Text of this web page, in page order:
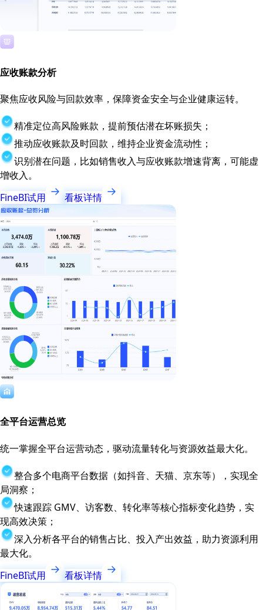
应收账款分析
聚焦应收风险与回款效率，保障资金安全与企业健康运转。
精准定位高风险账款，提前预估潜在坏账损失；
推动应收账款及时回款，维持企业资金流动性；
识别潜在问题，比如销售收入与应收账款增速背离，可能虚
增收入。
FineBI试用
看板详情
全平台运营总览
统一掌握全平台运营动态，驱动流量转化与资源效益最大化。
整合多个电商平台数据（如抖音、天猫、京东等），实现全
局洞察；
快速跟踪 GMV、访客数、转化率等核心指标变化趋势，实
现高效决策；
深入分析各平台的销售占比、投入产出效益，助力资源利用
最大化。
FineBI试用
看板详情